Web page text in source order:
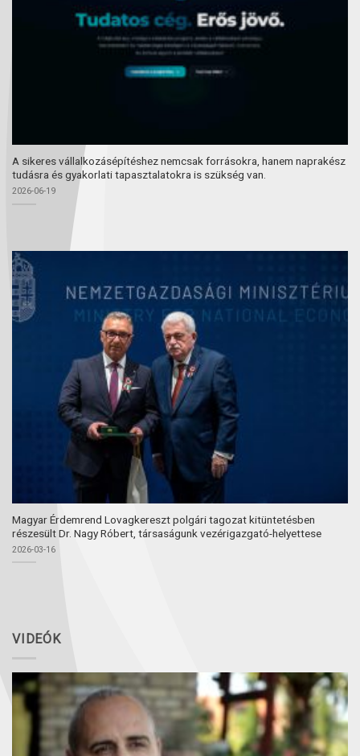
A sikeres vállalkozásépítéshez nemcsak forrásokra, hanem naprakész
tudásra és gyakorlati tapasztalatokra is szükség van.
2026-06-19
Magyar Érdemrend Lovagkereszt polgári tagozat kitüntetésben
részesült Dr. Nagy Róbert, társaságunk vezérigazgató-helyettese
2026-03-16
VIDEÓK